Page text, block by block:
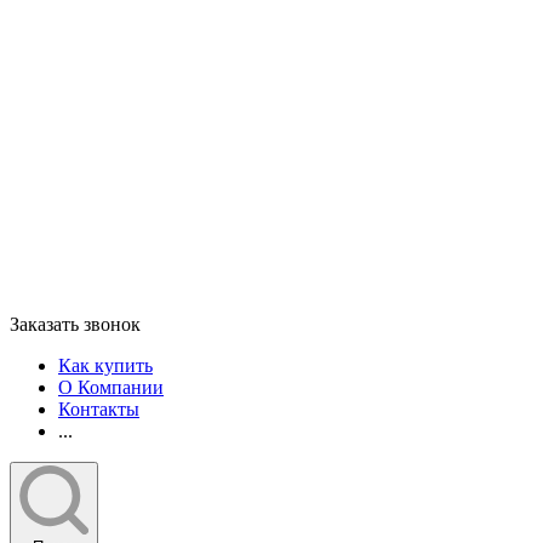
Заказать звонок
Как купить
О Компании
Контакты
...